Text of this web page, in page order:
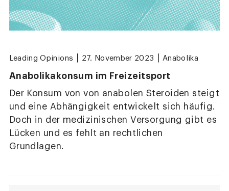
Leading Opinions 27. November 2023 Anabolika
Anabolikakonsum im Freizeitsport
Der Konsum von von anabolen Steroiden steigt
und eine Abhängigkeit entwickelt sich häufig.
Doch in der medizinischen Versorgung gibt es
Lücken und es fehlt an rechtlichen
Grundlagen.